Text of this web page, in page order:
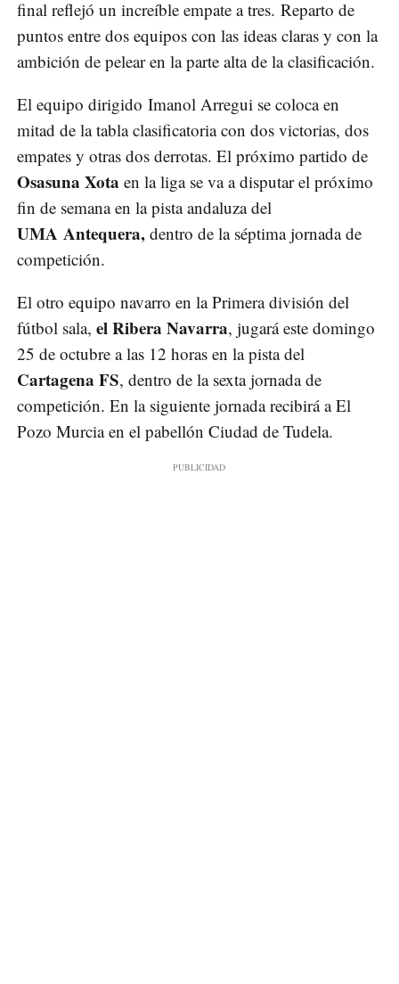
final reflejó un increíble empate a tres. Reparto de
puntos entre dos equipos con las ideas claras y con la
ambición de pelear en la parte alta de la clasificación.
El equipo dirigido Imanol Arregui se coloca en
mitad de la tabla clasificatoria con dos victorias, dos
empates y otras dos derrotas. El próximo partido de
Osasuna Xota en la liga se va a disputar el próximo
fin de semana en la pista andaluza del
UMA Antequera, dentro de la séptima jornada de
competición.
El otro equipo navarro en la Primera división del
fútbol sala, el Ribera Navarra, jugará este domingo
25 de octubre a las 12 horas en la pista del
Cartagena FS, dentro de la sexta jornada de
competición. En la siguiente jornada recibirá a El
Pozo Murcia en el pabellón Ciudad de Tudela.